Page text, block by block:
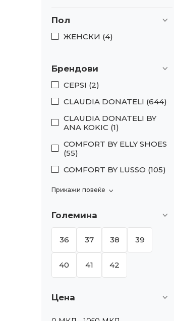
Пол
ЖЕНСКИ (4)
Брендови
CEPSI (2)
CLAUDIA DONATELI (644)
CLAUDIA DONATELI BY
ANA KOKIC (1)
COMFORT BY ELLY SHOES
(55)
COMFORT BY LUSSO (105)
Прикажи повеќе
Големина
36 37 38 39
40 41 42
Цена